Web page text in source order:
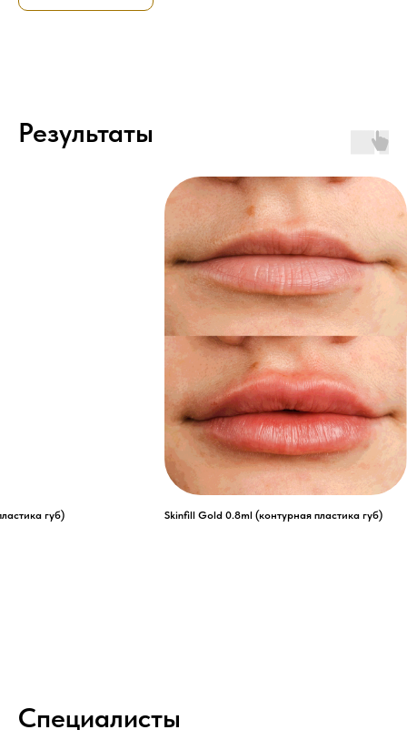
Результаты
губ) Skinfill Gold 0.8ml (контурная пластика губ)
Специалисты